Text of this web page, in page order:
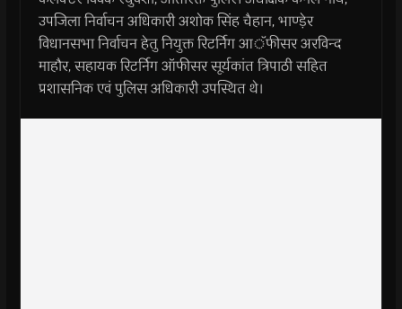
उपजिला निर्वाचन अधिकारी अशोक सिंह चैहान, भाण्ड़ेर
विधानसभा निर्वाचन हेतु नियुक्त रिटर्निग आॅफीसर अरविन्द
माहौर, सहायक रिटर्निग ऑफीसर सूर्यकांत त्रिपाठी सहित
प्रशासनिक एवं पुलिस अधिकारी उपस्थित थे।